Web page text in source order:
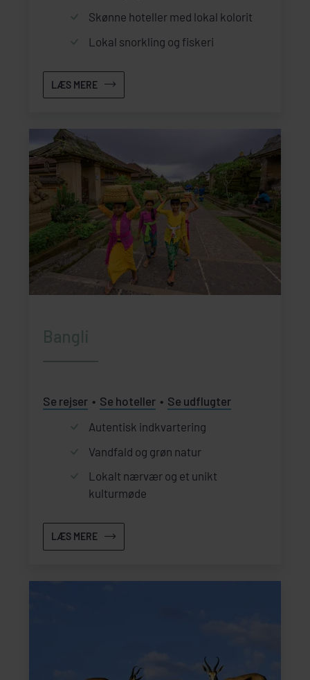
Skønne hoteller med lokal kolorit
Lokal snorkling og fiskeri
LÆS MERE
Bangli
Se rejser Se hoteller
Se udflugter
Autentisk indkvartering
Vandfald og grøn natur
Lokalt nærvær og et unikt
kulturmøde
LÆS MERE